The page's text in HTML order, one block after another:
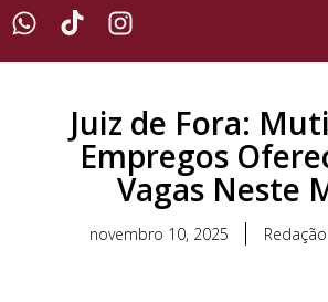
Juiz de Fora:
Empregos
Vagas Neste
novembro 10, 2025